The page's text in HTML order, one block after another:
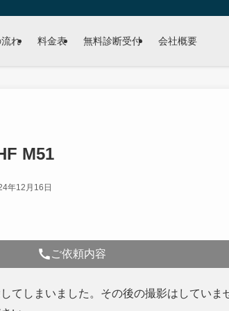
れ 料金表 無料診断受付 会社概要
M51
年12月16日
ご依頼内容
てしまいました。その後の撮影はしていま